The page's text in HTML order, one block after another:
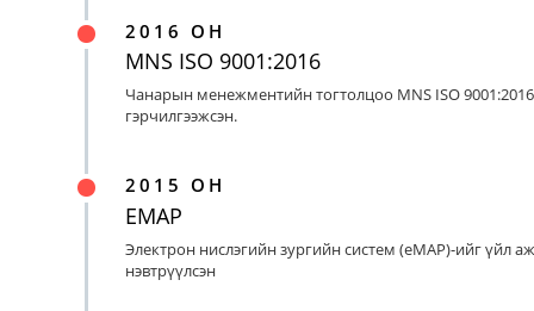
2016 ОН
MNS ISO 9001:2016
Чанарын менежментийн тогтолцоо MNS ISO
гэрчилгээжсэн.
2015 ОН
EMAP
Электрон нислэгийн зургийн систем (eMAP)-ийг үйл
нэвтрүүлсэн